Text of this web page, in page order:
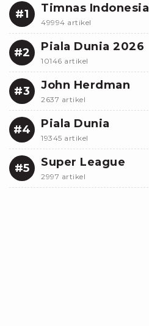
#1 Timnas Indonesia
49994 artikel
#2 Piala Dunia 2026
10146 artikel
#3 John Herdman
2637 artikel
#4 Piala Dunia
19345 artikel
#5 Super League
2997 artikel